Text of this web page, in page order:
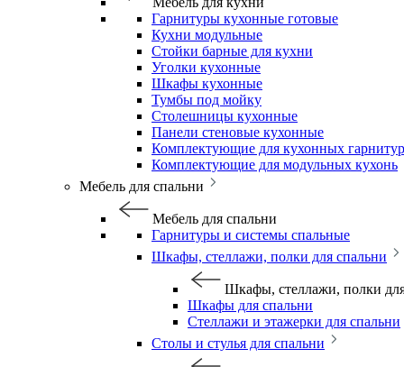
Гарнитуры кухонные готовые
Кухни модульные
Стойки барные для кухни
Уголки кухонные
Шкафы кухонные
Тумбы под мойку
Столешницы кухонные
Панели стеновые кухонные
Комплектующие для кухонных
Комплектующие для модульных кухонь
Мебель для спальни
Мебель для спальни
Гарнитуры и системы спальные
Шкафы, стеллажи, полки для спальни
Шкафы, стеллажи, полки
Шкафы для спальни
Стеллажи и этажерки для спальни
Столы и стулья для спальни